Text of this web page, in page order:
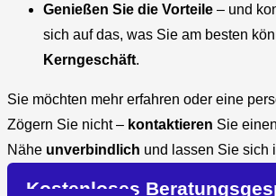
Genießen Sie die Vorteile – und
sich auf das, was Sie am besten
Kerngeschäft.
Sie möchten mehr erfahren oder eine
Zögern Sie nicht – kontaktieren Sie
Nähe unverbindlich und lassen Sie sich
Kostenloses